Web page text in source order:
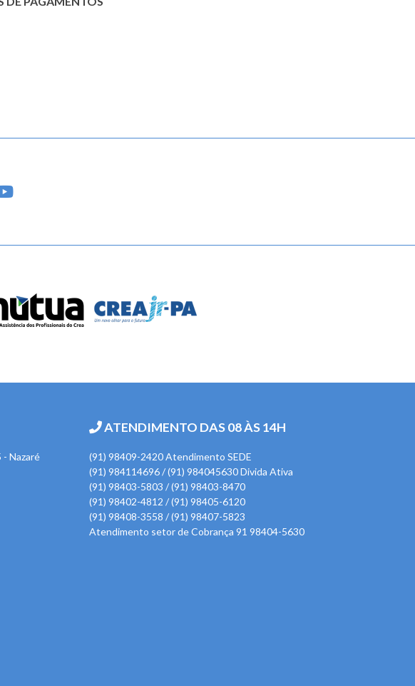
- Nazaré
ATENDIMENTO DAS 08 ÀS 14H
(91) 98409-2420 Atendimento SEDE
(91) 984114696 / (91) 984045630 Divida Ativa
(91) 98403-5803 / (91) 98403-8470
(91) 98402-4812 / (91) 98405-6120
(91) 98408-3558 / (91) 98407-5823
Atendimento setor de Cobrança 91 98404-5630